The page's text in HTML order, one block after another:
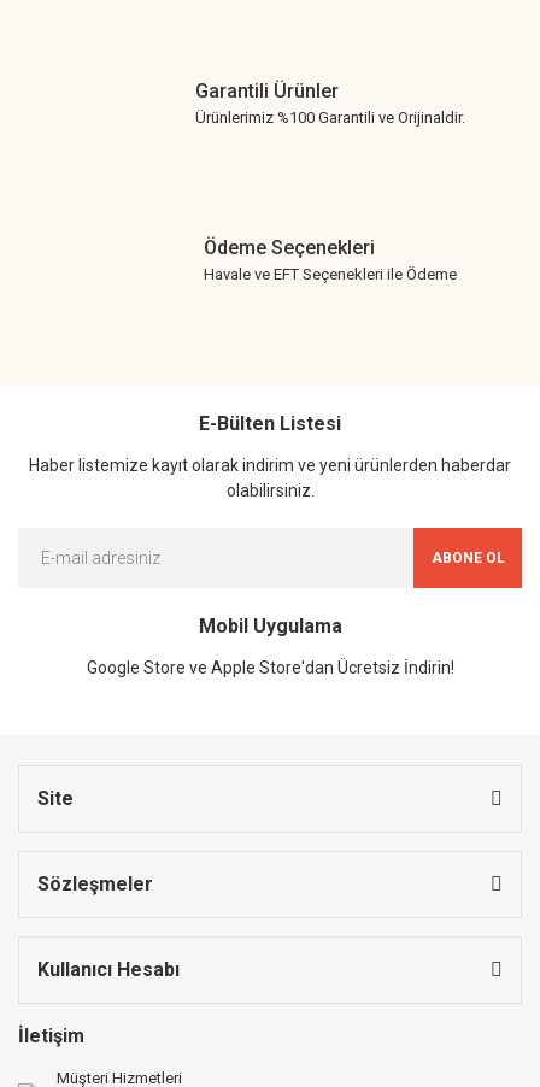
Garantili Ürünler
Ürünlerimiz %100 Garantili ve Orijinaldir.
Ödeme Seçenekleri
Havale ve EFT Seçenekleri ile Ödeme
E-Bülten Listesi
Haber listemize kayıt olarak indirim ve yeni ürünlerden haberdar
olabilirsiniz.
ABONE OL
Mobil Uygulama
Google Store ve Apple Store'dan Ücretsiz İndirin!
Site
Sözleşmeler
Kullanıcı Hesabı
İletişim
Müşteri Hizmetleri